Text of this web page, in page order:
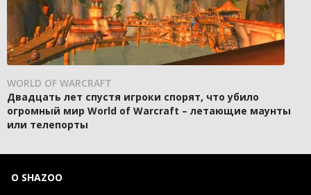
WORLD OF WARCRAFT
Двадцать лет спустя игроки спорят, что убило
огромный мир World of Warcraft – летающие маунты
или телепорты
О SHAZOO